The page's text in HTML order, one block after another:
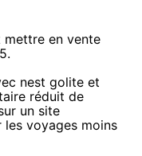
en vente
nest golite et
réduit de
un site
les voyages moins